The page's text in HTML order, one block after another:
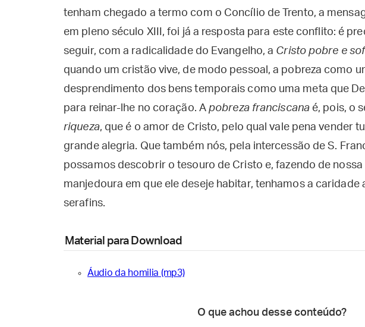
tenham chegado a termo com o Concílio de Trento, a
em pleno século XIII, foi já a resposta para este conflito: é
seguir, com a radicalidade do Evangelho, a Cristo pobre e
quando um cristão vive, de modo pessoal, a pobreza como
desprendimento dos bens temporais como uma meta que
para reinar-lhe no coração. Apobreza franciscanaé, pois, o
riqueza, que é o amor de Cristo, pelo qual vale pena vender
grande alegria. Que também nós, pela intercessão de S.
possamos descobrir o tesouro de Cristo e, fazendo de nossa
manjedoura em que ele deseje habitar, tenhamos a caridade
serafins.
Material para Download
Áudio da homilia (mp3)
O que achou desse conteúdo?